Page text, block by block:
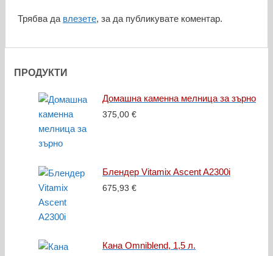
Трябва да влезете, за да публикувате коментар.
ПРОДУКТИ
Домашна каменна мелница за зърно
375,00 €
Блендер Vitamix Ascent A2300i
675,93 €
Кана Omniblend, 1,5 л.